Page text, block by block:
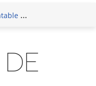
> Capacitación en el